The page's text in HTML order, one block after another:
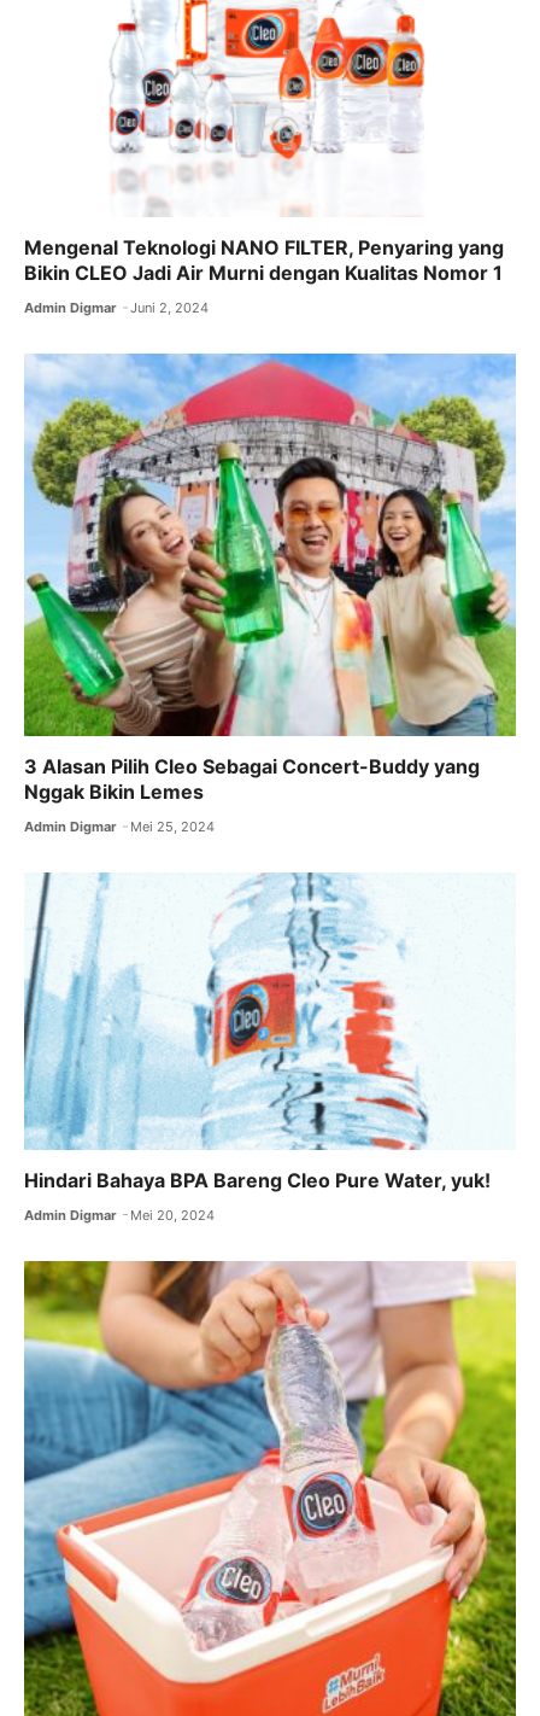
Mengenal Teknologi NANO FILTER, Penyaring yang
Bikin CLEO Jadi Air Murni dengan Kualitas Nomor 1
Admin Digmar Juni 2, 2024
3 Alasan Pilih Cleo Sebagai Concert-Buddy yang
Nggak Bikin Lemes
Admin Digmar Mei 25, 2024
Hindari Bahaya BPA Bareng Cleo Pure Water, yuk!
Admin Digmar Mei 20, 2024